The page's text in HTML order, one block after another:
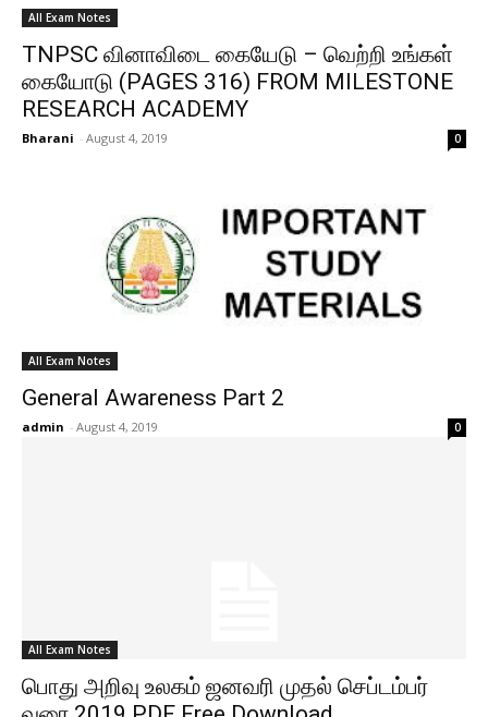
All Exam Notes
TNPSC வினாவிடை கையேடு – வெற்றி உங்கள்
கையோடு (PAGES 316) FROM MILESTONE
RESEARCH ACADEMY
Bharani - August 4, 2019 0
All Exam Notes
General Awareness Part 2
admin - August 4, 2019 0
All Exam Notes
பொது அறிவு உலகம் ஜனவரி முதல் செப்டம்பர்